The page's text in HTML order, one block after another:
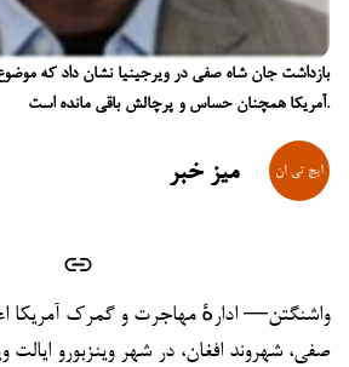
بازداشت جان شاه صفی در ویرجینیا نشان داد که
آمریکا همچنان حساس و پرچالش باقی مانده است.
میز خبر
واشنگتن— ادارهٔ مهاجرت و گمرک آمریکا
صفی، شهروند افغان، در شهر وینزبورو ایالت